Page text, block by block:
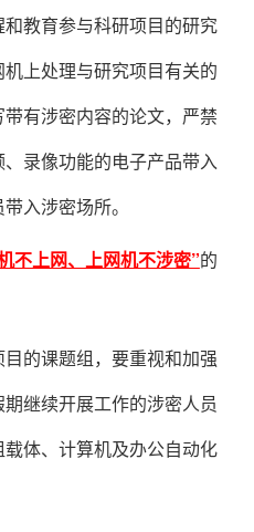
教育参与科研项目的研究
上处理与研究项目有关的
有涉密内容的论文，严禁
录像功能的电子产品带入
入涉密场所。
不上网、上网机不涉密”的
的课题组，要重视和加强
继续开展工作的涉密人员
体、计算机及办公自动化